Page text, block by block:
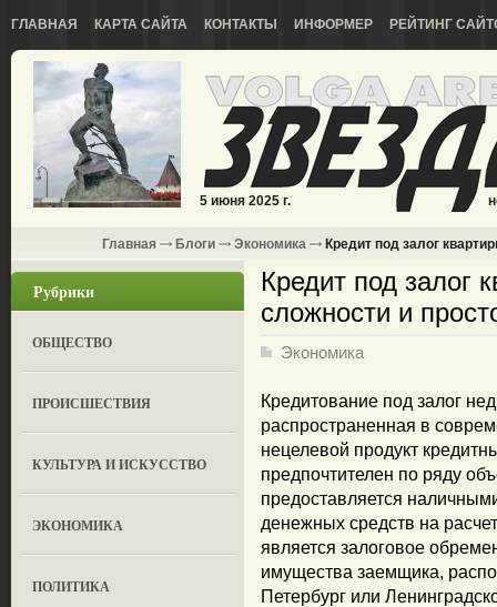
ГЛАВНАЯ КАРТА САЙТА КОНТАКТЫ ИНФОРМЕР РЕЙТИНГ
5 июня 2025 г.
Главная Блоги Экономика Кредит под залог
Рубрики
ОБЩЕСТВО
ПРОИСШЕСТВИЯ
КУЛЬТУРА И ИСКУССТВО
ЭКОНОМИКА
ПОЛИТИКА
Кредит под залог
сложности и
Экономика
Кредитование под залог
распространенная в
нецелевой продукт
предпочтителен по ряду
предоставляется
денежных средств на
является залоговое
имущества заемщика,
Петербург или